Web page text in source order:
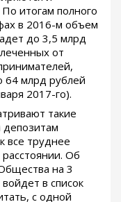
итогам полного
в 2016-м объем
до 3,5 млрд
от
64 млрд рублей
2017-го).
такие
депозитам
все труднее
Об
на 3
в список
с одной